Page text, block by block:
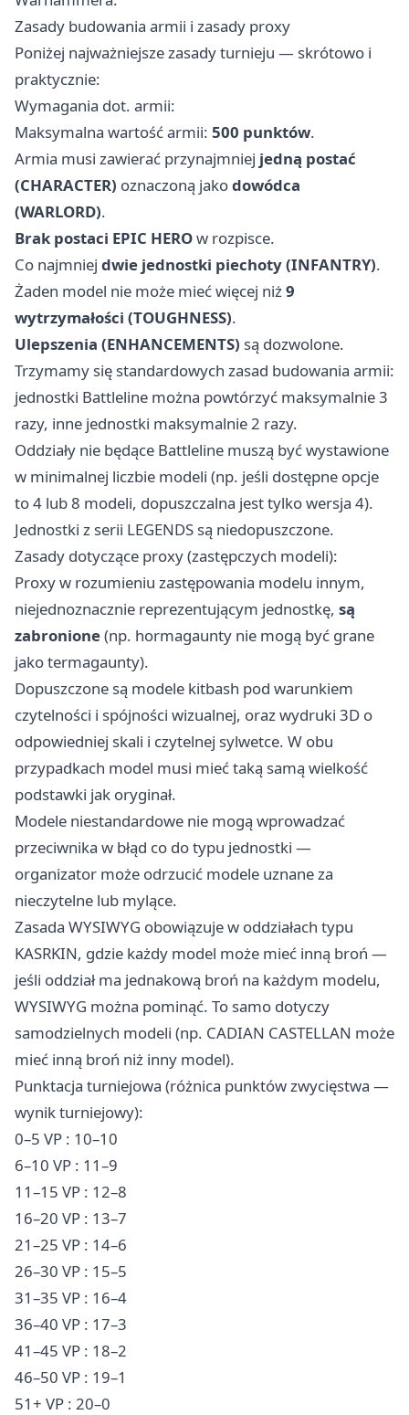
Zasady budowania armii i zasady proxy
Poniżej najważniejsze zasady turnieju — skrótowo i
praktycznie:
Wymagania dot. armii:
Maksymalna wartość armii: 500 punktów.
Armia musi zawierać przynajmniej jedną postać
(CHARACTER) oznaczoną jakodowódca
(WARLORD).
Brak postaci EPIC HEROw rozpisce.
Co najmniej dwie jednostki piechoty (INFANTRY).
Żaden model nie może mieć więcej niż9
wytrzymałości (TOUGHNESS).
Ulepszenia (ENHANCEMENTS) są dozwolone.
Trzymamy się standardowych zasad budowania armii:
jednostki Battleline można powtórzyć maksymalnie 3
razy, inne jednostki maksymalnie 2 razy.
Oddziały nie będące Battleline muszą być wystawione
w minimalnej liczbie modeli (np. jeśli dostępne opcje
to 4 lub 8 modeli, dopuszczalna jest tylko wersja 4).
Jednostki z serii LEGENDS są niedopuszczone.
Zasady dotyczące proxy (zastępczych modeli):
Proxy w rozumieniu zastępowania modelu innym,
niejednoznacznie reprezentującym jednostkę, są
zabronione(np. hormagaunty nie mogą być grane
jako termagaunty).
Dopuszczone są modele kitbash pod warunkiem
czytelności i spójności wizualnej, oraz wydruki 3D o
odpowiedniej skali i czytelnej sylwetce. W obu
przypadkach model musi mieć taką samą wielkość
podstawki jak oryginał.
Modele niestandardowe nie mogą wprowadzać
przeciwnika w błąd co do typu jednostki —
organizator może odrzucić modele uznane za
nieczytelne lub mylące.
Zasada WYSIWYG obowiązuje w oddziałach typu
KASRKIN, gdzie każdy model może mieć inną broń —
jeśli oddział ma jednakową broń na każdym modelu,
WYSIWYG można pominąć. To samo dotyczy
samodzielnych modeli (np. CADIAN CASTELLAN może
mieć inną broń niż inny model).
Punktacja turniejowa (różnica punktów zwycięstwa —
wynik turniejowy):
0–5 VP : 10–10
6–10 VP : 11–9
11–15 VP : 12–8
16–20 VP : 13–7
21–25 VP : 14–6
26–30 VP : 15–5
31–35 VP : 16–4
36–40 VP : 17–3
41–45 VP : 18–2
46–50 VP : 19–1
51+ VP : 20–0